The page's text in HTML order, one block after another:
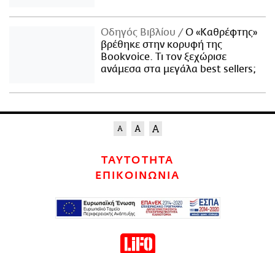
Οδηγός Βιβλίου
Ο «Καθρέφτης»
βρέθηκε στην κορυφή της
Bookvoice. Τι τον ξεχώρισε
ανάμεσα στα μεγάλα best sellers;
ΤΑΥΤΟΤΗΤΑ
ΕΠΙΚΟΙΝΩΝΙΑ